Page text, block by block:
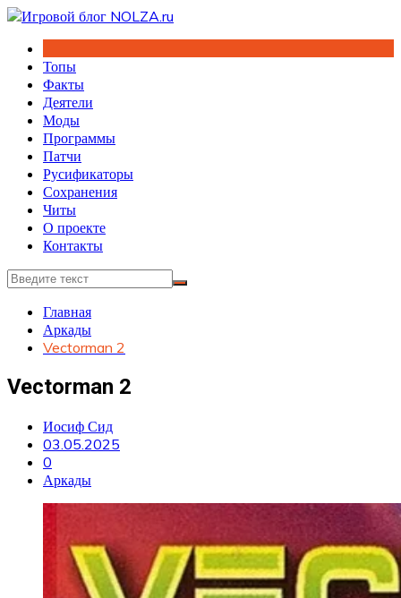
Перейти
содержимому
Топы
Факты
Деятели
Моды
Программы
Патчи
Русификаторы
Сохранения
Читы
О проекте
Контакты
Главная
Аркады
Vectorman 2
Vectorman 2
Иосиф Сид
03.05.2025
0
Аркады